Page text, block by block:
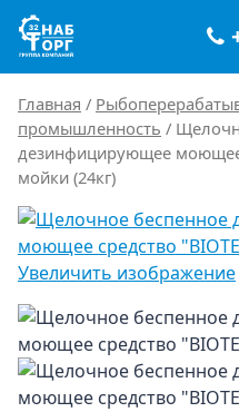
Main Navigation
Главная /
промышленность /
дезинфицирующее моющее
мойки (24кг)
Увеличить изображение